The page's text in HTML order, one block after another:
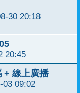
30 20:18
20:45
+ 線上廣播
03 09:02